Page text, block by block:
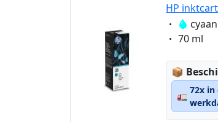
HP
Eigenschaft:
cyaan
Eigenschaft:
70 ml
📦
🚛
72x in